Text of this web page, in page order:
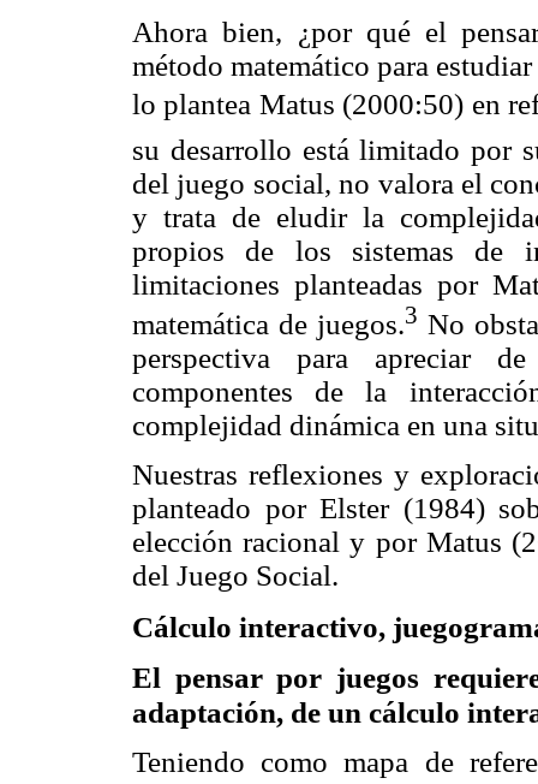
Ahora bien, ¿por qué el
método matemático para
lo plantea Matus (2000:50) en
su desarrollo está limitado por
del juego social, no valora el
y trata de eludir la
propios de los sistemas de
limitaciones planteadas por
matemática de juegos.3 No
perspectiva para apreciar
componentes de la
complejidad dinámica en una
Nuestras reflexiones y
planteado porElster(1984)
elección racional y por Matus
del Juego Social.
Cálculo interactivo,
El pensar por juegos
adaptación, de un cálculo
Teniendo como mapa de